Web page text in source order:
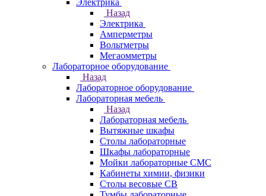
Электрика
Назад
Электрика
Амперметры
Вольтметры
Мегаомметры
Лабораторное оборудование
Назад
Лабораторное оборудование
Лабораторная мебель
Назад
Лабораторная мебель
Вытяжные шкафы
Столы лабораторные
Шкафы лабораторные
Мойки лабораторные СМС
Кабинеты химии, физики
Столы весовые СВ